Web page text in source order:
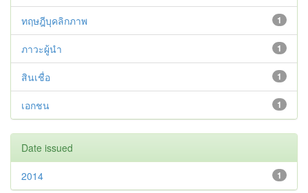
1
ทฤษฎีบุคลิกภาพ
1
ภาวะผู้นำ
1
สินเชื่อ
1
เอกชน
Date issued
1
2014